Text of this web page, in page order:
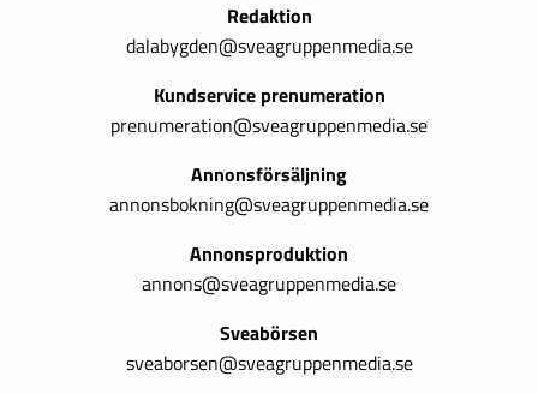
Redaktion
dalabygden@sveagruppenmedia.se
Kundservice prenumeration
prenumeration@sveagruppenmedia.se
Annonsförsäljning
annonsbokning@sveagruppenmedia.se
Annonsproduktion
annons@sveagruppenmedia.se
Sveabörsen
sveaborsen@sveagruppenmedia.se